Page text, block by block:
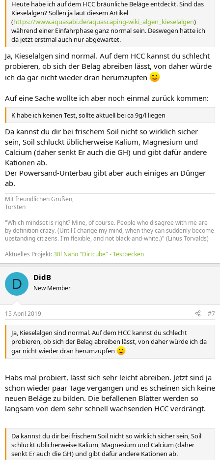
Heute habe ich auf dem HCC bräunliche Beläge entdeckt. Sind das
Kieselalgen? Sollen ja laut diesem Artikel
(https://www.aquasabi.de/aquascaping-wiki_algen_kieselalgen)
während einer Einfahrphase ganz normal sein. Deswegen hätte ich
da jetzt erstmal auch nur abgewartet.
Ja, Kieselalgen sind normal. Auf dem HCC kannst du schlecht
probieren, ob sich der Belag abreiben lässt, von daher würde
ich da gar nicht wieder dran herumzupfen
Auf eine Sache wollte ich aber noch einmal zurück kommen:
K habe ich keinen Test, sollte aktuell bei ca 9g/l liegen
Da kannst du dir bei frischem Soil nicht so wirklich sicher
sein, Soil schluckt üblicherweise Kalium, Magnesium und
Calcium (daher senkt Er auch die GH) und gibt dafür andere
Kationen ab.
Der Powersand-Unterbau gibt aber auch einiges an Dünger
ab.
Mit freundlichen Grüßen,
Torsten
"Which mindset is right? Mine, of course. People who disagree with me are
by definition crazy. (Until I change my mind, when they can suddenly become
upstanding citizens. I'm flexible, and not black-and-white.)" (Linus Torvalds)
Aktuelles Projekt:30l Nano "Dirtcube" - Testbecken
D DidB
New Member
15 April 2019 #7
Ja, Kieselalgen sind normal. Auf dem HCC kannst du schlecht
probieren, ob sich der Belag abreiben lässt, von daher würde ich da
gar nicht wieder dran herumzupfen
Habs mal probiert, lässt sich sehr leicht abreiben. Jetzt sind ja
schon wieder paar Tage vergangen und es scheinen sich keine
neuen Beläge zu bilden. Die befallenen Blätter werden so
langsam von dem sehr schnell wachsenden HCC verdrängt.
Da kannst du dir bei frischem Soil nicht so wirklich sicher sein, Soil
schluckt üblicherweise Kalium, Magnesium und Calcium (daher
senkt Er auch die GH) und gibt dafür andere Kationen ab.